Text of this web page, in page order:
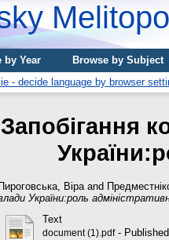
by Year Browse by Subject
Запобігання
Віра and
України:роль
Text
document (1).pdf-